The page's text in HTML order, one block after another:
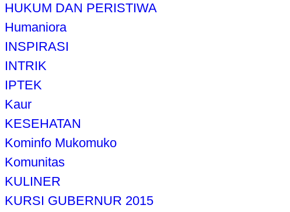
HUKUM DAN PERISTIWA
Humaniora
INSPIRASI
INTRIK
IPTEK
Kaur
KESEHATAN
Kominfo Mukomuko
Komunitas
KULINER
KURSI GUBERNUR 2015